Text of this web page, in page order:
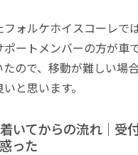
フォルケホイスコーレで
ートメンバーの方が車
ので、移動が難しい場
と思います。
いてからの流れ｜受
った